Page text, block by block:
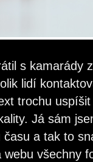
s kamarády
lidí
trochu
Já sám
a tak to
všechny